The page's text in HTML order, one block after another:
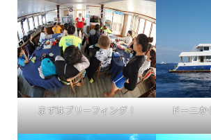
まずはブリーフィング！ ドーニ